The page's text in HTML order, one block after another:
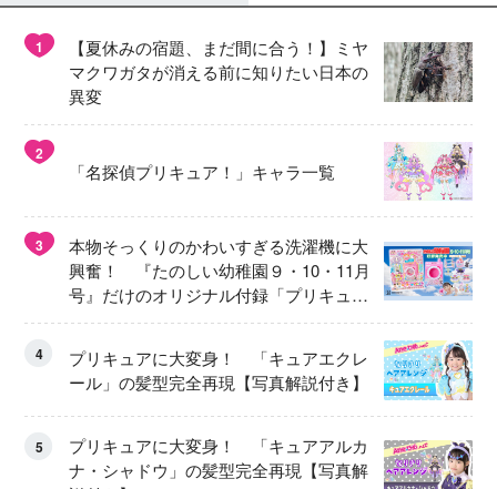
1
【夏休みの宿題、まだ間に合う！】ミヤ
マクワガタが消える前に知りたい日本の
異変
2
「名探偵プリキュア！」キャラ一覧
3
本物そっくりのかわいすぎる洗濯機に大
興奮！ 『たのしい幼稚園９・10・11月
号』だけのオリジナル付録「プリキュ
ア くるくるせんたくき」
4
プリキュアに大変身！ 「キュアエクレ
ール」の髪型完全再現【写真解説付き】
5
プリキュアに大変身！ 「キュアアルカ
ナ・シャドウ」の髪型完全再現【写真解